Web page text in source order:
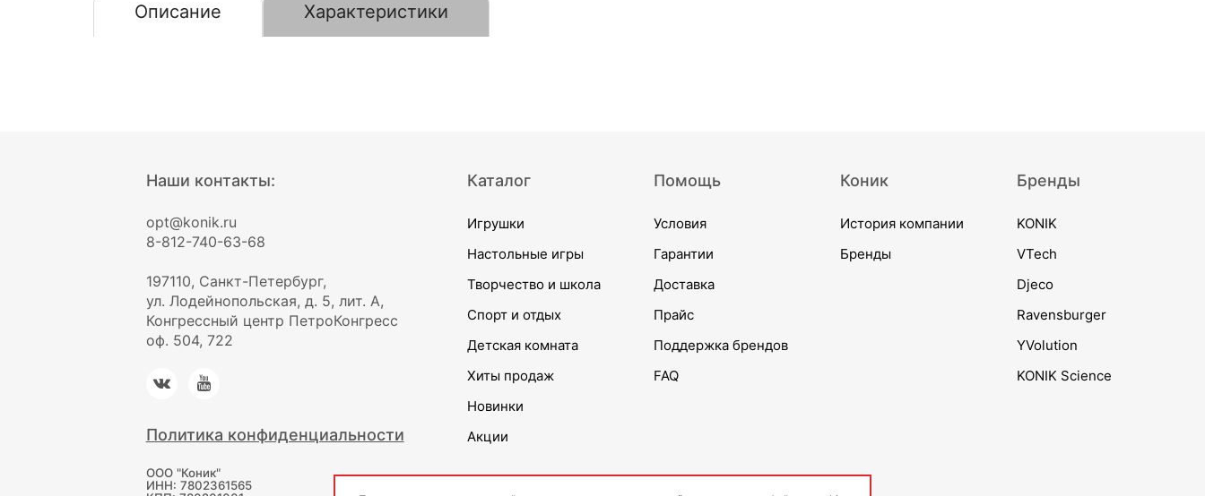
Описание Характеристики
Наши контакты:
opt@konik.ru
8-812-740-63-68
197110, Санкт-Петербург,
ул. Лодейнопольская, д. 5, лит. А,
Конгрессный центр ПетроКонгресс
оф. 504, 722
Политика конфиденциальности
ООО "Коник"
ИНН: 7802361565
Каталог
Игрушки
Настольные игры
Творчество и школа
Спорт и отдых
Детская комната
Хиты продаж
Новинки
Акции
Помощь
Условия
Гарантии
Доставка
Прайс
Поддержка брендов
FAQ
Коник
История компании
Бренды
Бренды
KONIK
VTech
Djeco
Ravensburger
YVolution
KONIK Science